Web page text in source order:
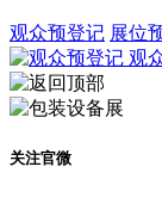
观众预登记 展位
观
关注官微